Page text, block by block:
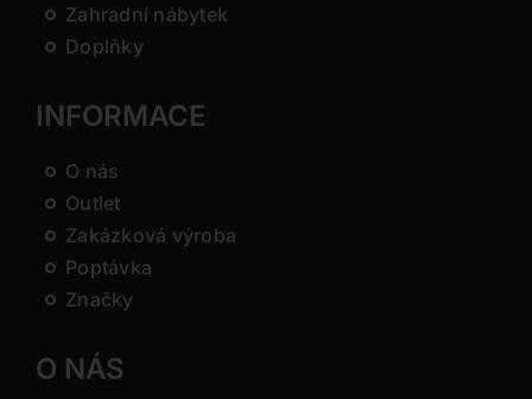
Zahradní nábytek
Doplňky
INFORMACE
O nás
Outlet
Zakázková výroba
Poptávka
Značky
O NÁS